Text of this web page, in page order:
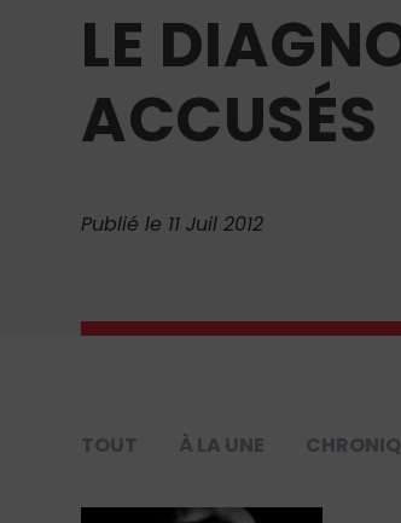
LE
ACCUSÉS
Publié le 11 Juil 2012
TOUT À LA UNE